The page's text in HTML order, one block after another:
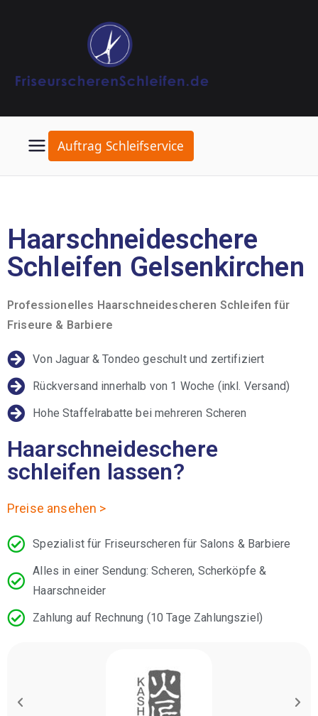
Auftrag Schleifservice
Haarschneideschere
Schleifen Gelsenkirchen
Professionelles Haarschneidescheren Schleifen für
Friseure & Barbiere
Von Jaguar & Tondeo geschult und zertifiziert
Rückversand innerhalb von 1 Woche (inkl. Versand)
Hohe Staffelrabatte bei mehreren Scheren
Haarschneideschere
schleifen lassen?
Preise ansehen >
Spezialist für Friseurscheren für Salons & Barbiere
Alles in einer Sendung: Scheren, Scherköpfe &
Haarschneider
Zahlung auf Rechnung (10 Tage Zahlungsziel)